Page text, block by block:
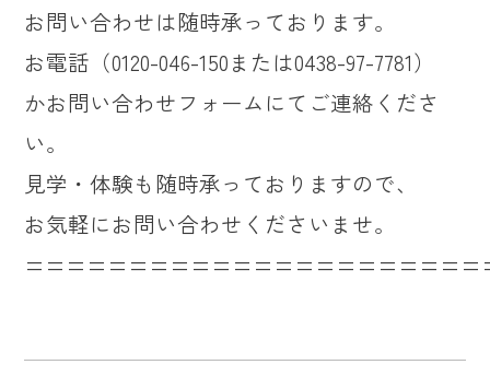
お問い合わせは随時承っております。
お電話（0120-046-150または0438-97-7781）
かお問い合わせフォームにてご連絡くださ
い。
見学・体験も随時承っておりますので、
お気軽にお問い合わせくださいませ。